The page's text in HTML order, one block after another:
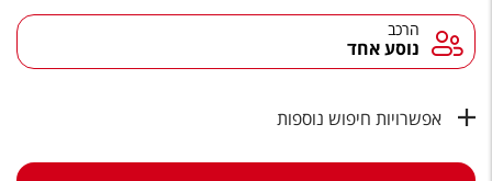
חבילות בריאות וספא
טיסות לחו"ל
הרכב
נוסע אחד
אפשרויות חיפוש נוספות